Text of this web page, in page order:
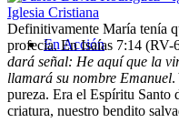
En Acción
Definitivamente María tenía
profecía. En Isaías 7:14 (RV-
dará señal: He aquí que la
llamará su nombre Emanuel.
pureza. Era el Espíritu Santo
criatura, nuestro bendito